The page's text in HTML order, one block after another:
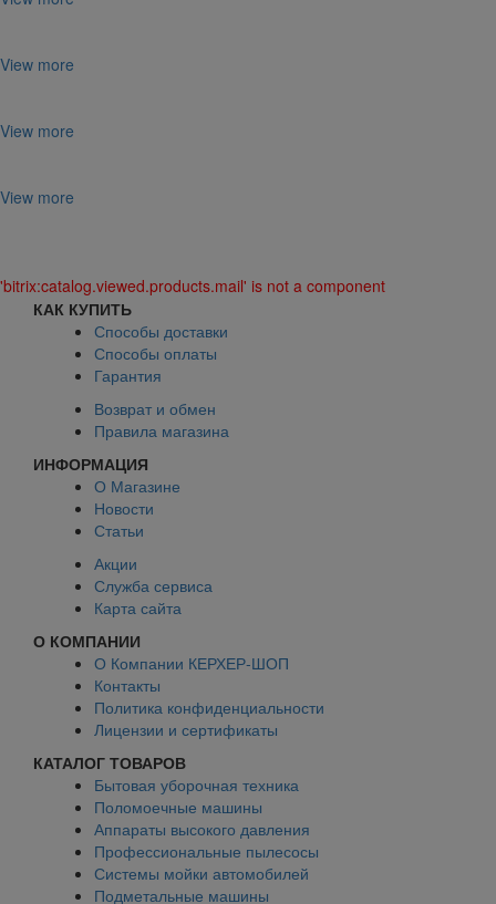
View more
View more
View more
'bitrix:catalog.viewed.products.mail' is not a component
КАК КУПИТЬ
Способы доставки
Способы оплаты
Гарантия
Возврат и обмен
Правила магазина
ИНФОРМАЦИЯ
О Магазине
Новости
Статьи
Акции
Служба сервиса
Карта сайта
О КОМПАНИИ
О Компании КЕРХЕР-ШОП
Контакты
Политика конфиденциальности
Лицензии и сертификаты
КАТАЛОГ ТОВАРОВ
Бытовая уборочная техника
Поломоечные машины
Аппараты высокого давления
Профессиональные пылесосы
Системы мойки автомобилей
Подметальные машины